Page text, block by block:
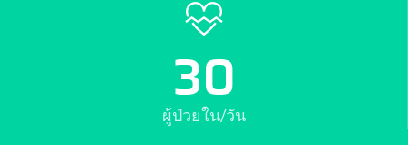
30
ผู้ป่วยใน/วัน